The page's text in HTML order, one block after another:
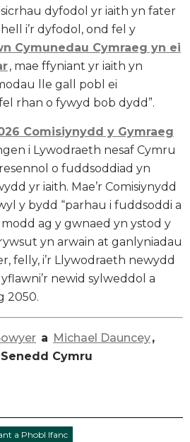
dyfodol yr iaith yn fater
i’r dyfodol, ond fel y
Cymunedau Cymraeg yn ei
, mae ffyniant yr iaith yn
lle gall pobl ei
rhan o fywyd bob dydd”.
Comisiynydd y Gymraeg
i Lywodraeth nesaf Cymru
o fuddsoddiad yn
yr iaith. Mae’r Comisiynydd
y bydd “parhau i fuddsoddi a
ag y gwnaed yn ystod y
yn arwain at ganlyniadau
felly, i’r Llywodraeth newydd
newid sylweddol a
2050.
a Michael Dauncey,
Cymru
a Phobl Ifanc